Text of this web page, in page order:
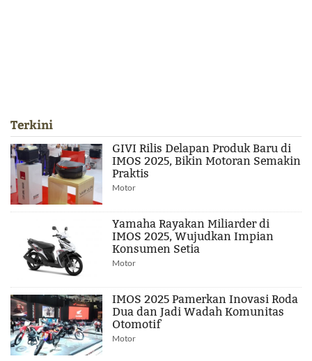
Terkini
GIVI Rilis Delapan Produk Baru di
IMOS 2025, Bikin Motoran Semakin
Praktis
Motor
Yamaha Rayakan Miliarder di
IMOS 2025, Wujudkan Impian
Konsumen Setia
Motor
IMOS 2025 Pamerkan Inovasi Roda
Dua dan Jadi Wadah Komunitas
Otomotif
Motor